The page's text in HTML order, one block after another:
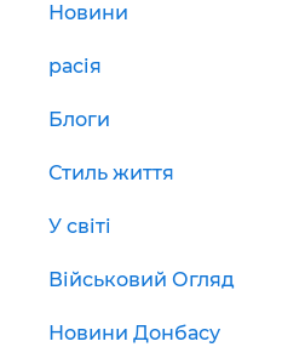
Новини
расія
Блоги
Стиль життя
У світі
Військовий Огляд
Новини Донбасу